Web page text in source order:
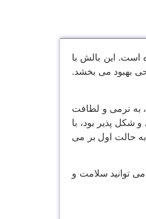
این بالش با
بهبود می بخشد.
به نرمی و لطافت
پذیر بود، با
حالت اول بر می
توانید سلامت و